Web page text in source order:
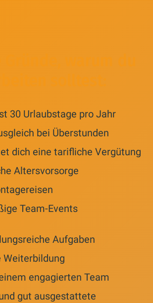
30 Urlaubstage pro Jahr
bei Überstunden
dich eine tarifliche Vergütung
Altersvorsorge
Team-Events
Aufgaben
Weiterbildung
engagierten Team
gut ausgestattete